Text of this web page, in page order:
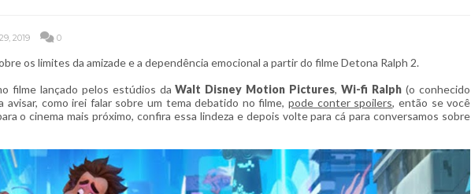
2019 0
os limites da amizade e a dependência emocional a partir do filme Detona Ralph 2.
filme lançado pelos estúdios daWalt Disney Motion Pictures,Wi-fi Ralph (o conhecido
avisar, como irei falar sobre um tema debatido no filme,pode conter spoilers, então se você
o cinema mais próximo, confira essa lindeza e depois volte para cá para conversamos sobre